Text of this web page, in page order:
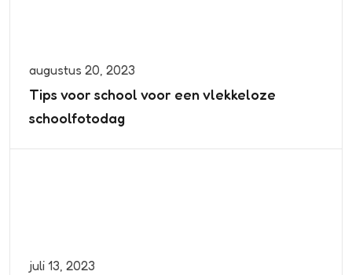
augustus 20, 2023
Tips voor school voor een vlekkeloze
schoolfotodag
juli 13, 2023